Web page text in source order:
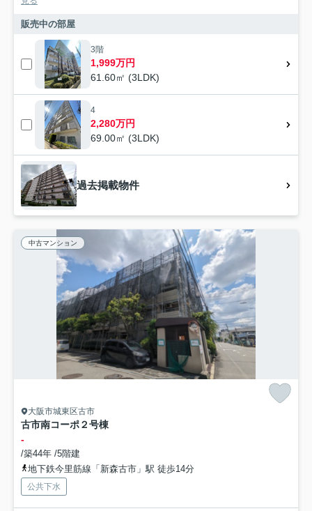
販売中の部屋
3階
1,999万円
61.60㎡ (3LDK)
4
2,280万円
69.00㎡ (3LDK)
過去掲載物件
中古マンション
大阪市城東区古市
古市南コーポ２号棟
-
/築44年 /5階建
地下鉄今里筋線「新森古市」駅 徒歩14分
公共下水